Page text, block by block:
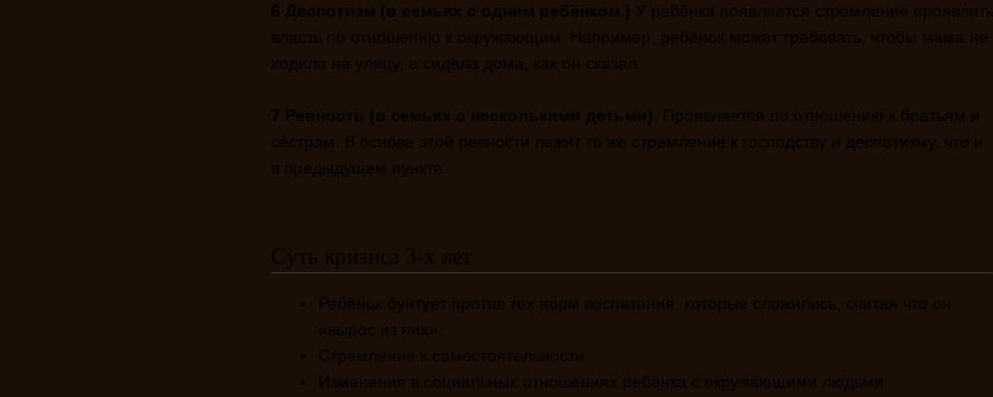
6 Деспотизм (в семьях с одним ребёнком.) У ребёнка появляется стремление проявлять
власть по отношению к окружающим. Например, ребёнок может требовать, чтобы мама не
ходила на улицу, а сидела дома, как он сказал.
7 Ревность (в семьях с несколькими детьми). Проявляется по отношению к братьям и
сёстрам. В основе этой ревности лежит то же стремление к господству и деспотизму, что и
в предыдущем пункте.
Суть кризиса 3-х лет
Ребёнок бунтует против тех норм воспитания, которые сложились, считая что он
«вырос из них».
Стремление к самостоятельности
Изменения в социальных отношениях ребёнка с окружающими людьми